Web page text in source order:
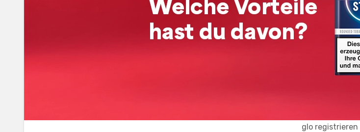
glo registrieren